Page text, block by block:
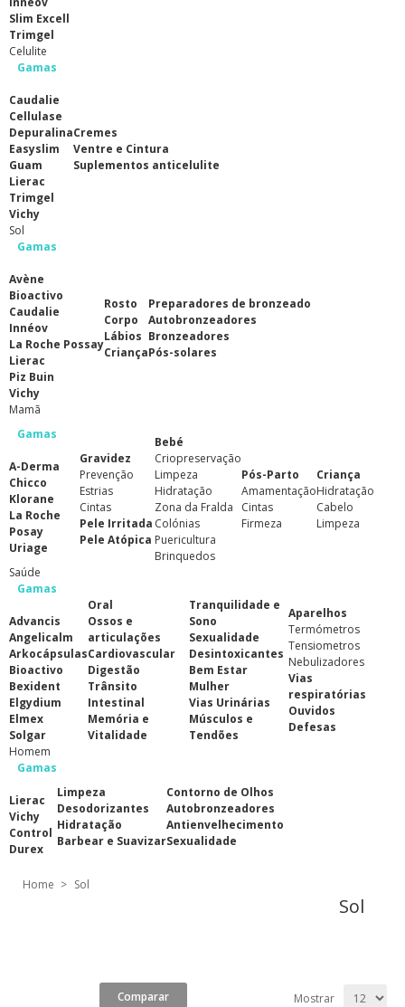
Slim Excell
Trimgel
Celulite
Gamas
Caudalie
Cellulase
Depuralina
Easyslim
Guam
Lierac
Trimgel
Vichy
Cremes
Ventre e Cintura
Suplementos anticelulite
Sol
Gamas
Avène
Bioactivo
Caudalie
Innéov
La Roche Possay
Lierac
Piz Buin
Vichy
Rosto
Corpo
Lábios
Criança
Preparadores de bronzeado
Autobronzeadores
Bronzeadores
Pós-solares
Mamã
Gamas
A-Derma
Chicco
Klorane
La Roche
Posay
Uriage
Gravidez
Prevenção
Estrias
Cintas
Pele Irritada
Pele Atópica
Bebé
Criopreservação
Limpeza
Hidratação
Zona da Fralda
Colónias
Puericultura
Brinquedos
Pós-Parto
Amamentação
Cintas
Firmeza
Criança
Hidratação
Cabelo
Limpeza
Saúde
Gamas
Advancis
Angelicalm
Arkocápsulas
Bioactivo
Bexident
Elgydium
Elmex
Solgar
Oral
Ossos e
articulações
Cardiovascular
Digestão
Trânsito
Intestinal
Memória e
Vitalidade
Tranquilidade e
Sono
Sexualidade
Desintoxicantes
Bem Estar
Mulher
Vias Urinárias
Músculos e
Tendões
Aparelhos
Termómetros
Tensiometros
Nebulizadores
Vias
respiratórias
Ouvidos
Defesas
Homem
Gamas
Lierac
Vichy
Control
Durex
Limpeza
Desodorizantes
Hidratação
Barbear e Suavizar
Contorno de Olhos
Autobronzeadores
Antienvelhecimento
Sexualidade
Home > Sol
Sol
Mostrar